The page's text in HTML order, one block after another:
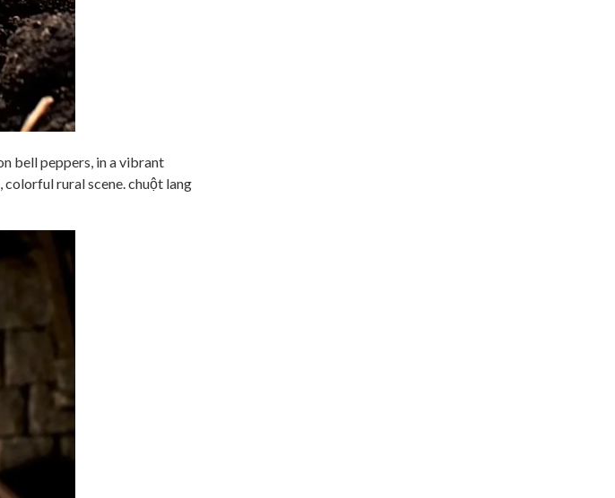
bell peppers, in a vibrant
rural scene. chuột lang